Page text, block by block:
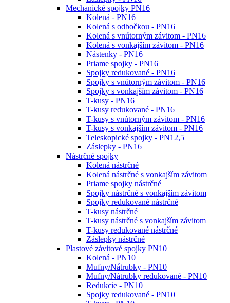
Mechanické spojky PN16
Kolená - PN16
Kolená s odbočkou - PN16
Kolená s vnútorným závitom - PN16
Kolená s vonkajším závitom - PN16
Nástenky - PN16
Priame spojky - PN16
Spojky redukované - PN16
Spojky s vnútorným závitom - PN16
Spojky s vonkajším závitom - PN16
T-kusy - PN16
T-kusy redukované - PN16
T-kusy s vnútorným závitom - PN16
T-kusy s vonkajším závitom - PN16
Teleskopické spojky - PN12,5
Záslepky - PN16
Nástrčné spojky
Kolená nástrčné
Kolená nástrčné s vonkajším závitom
Priame spojky nástrčné
Spojky nástrčné s vonkajším závitom
Spojky redukované nástrčné
T-kusy nástrčné
T-kusy nástrčné s vonkajším závitom
T-kusy redukované nástrčné
Záslepky nástrčné
Plastové závitové spojky PN10
Kolená - PN10
Mufny/Nátrubky - PN10
Mufny/Nátrubky redukované - PN10
Redukcie - PN10
Spojky redukované - PN10